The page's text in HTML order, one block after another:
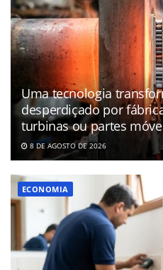
Uma tecnologia
desperdiçado por
turbinas ou partes
8 DE AGOSTO DE 2026
ECONOMIA